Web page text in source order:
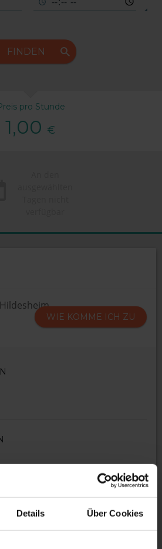
Details Über Cookies
FINDEN
pro Stunde
1,00 €
WIE KOMME ICH ZU